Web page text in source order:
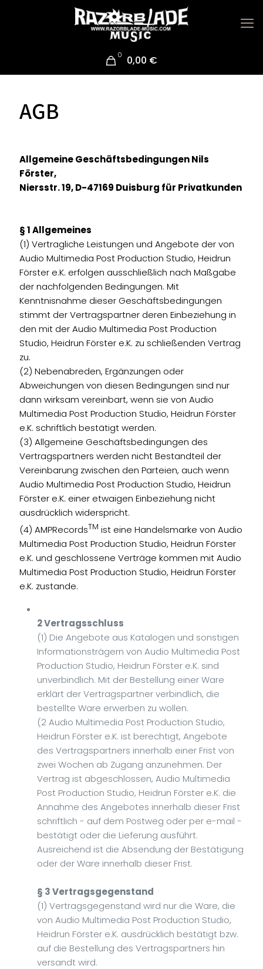
0 0,00 €
AGB
Allgemeine Geschäftsbedingungen Nils
Förster,
Niersstr. 19, D-47169 Duisburg für Privatkunden
§ 1 Allgemeines
(1) Vertragliche Leistungen und Angebote der von
Audio Multimedia Post Production Studio, Heidrun
Förster e.K. erfolgen ausschließlich nach Maßgabe
der nachfolgenden Bedingungen. Mit
Kenntnisnahme dieser Geschäftsbedingungen
stimmt der Vertragspartner deren Einbeziehung in
den mit der Audio Multimedia Post Production
Studio, Heidrun Förster e.K. zu schließenden Vertrag
zu.
(2) Nebenabreden, Ergänzungen oder
Abweichungen von diesen Bedingungen sind nur
dann wirksam vereinbart, wenn sie von Audio
Multimedia Post Production Studio, Heidrun Förster
e.K. schriftlich bestätigt werden.
(3) Allgemeine Geschäftsbedingungen des
Vertragspartners werden nicht Bestandteil der
Vereinbarung zwischen den Parteien, auch wenn
Audio Multimedia Post Production Studio, Heidrun
Förster e.K. einer etwaigen Einbeziehung nicht
ausdrücklich widerspricht.
(4) AMPRecordsTM ist eine Handelsmarke von Audio
Multimedia Post Production Studio, Heidrun Förster
e.K. und geschlossene Verträge kommen mit Audio
Multimedia Post Production Studio, Heidrun Förster
e.K. zustande.
2 Vertragsschluss
(1) Die Angebote aus Katalogen und sonstigen
Informationsträgern von Audio Multimedia Post
Production Studio, Heidrun Förster e.K. sind
unverbindlich. Mit der Bestellung einer Ware
erklärt der Vertragspartner verbindlich, die
bestellte Ware erwerben zu wollen.
(2 Audio Multimedia Post Production Studio,
Heidrun Förster e.K. ist berechtigt, Angebote
des Vertragspartners innerhalb einer Frist von
zwei Wochen ab Zugang anzunehmen. Der
Vertrag ist abgeschlossen, Audio Multimedia
Post Production Studio, Heidrun Förster e.K. die
Annahme des Angebotes innerhalb dieser Frist
schriftlich - auf dem Postweg oder per e-mail -
bestätigt oder die Lieferung ausführt.
Ausreichend ist die Absendung der Bestätigung
oder der Ware innerhalb dieser Frist.
§ 3 Vertragsgegenstand
(1) Vertragsgegenstand wird nur die Ware, die
von Audio Multimedia Post Production Studio,
Heidrun Förster e.K. ausdrücklich bestätigt bzw.
auf die Bestellung des Vertragspartners hin
versandt wird.